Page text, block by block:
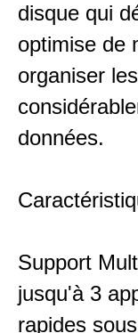
disque qui
optimise de
organiser
données.
Support
jusqu'à 3
rapides